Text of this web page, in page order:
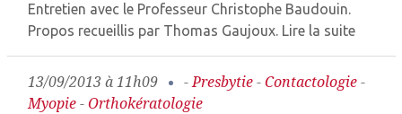
Entretien avec le Professeur Christophe Baudouin.
Propos recueillis par Thomas Gaujoux. Lire la suite
13/09/2013 à 11h09 -Presbytie-Contactologie-
Myopie-Orthokératologie